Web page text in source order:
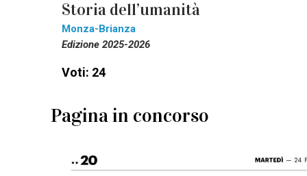
Storia dell’umanità
Monza-Brianza
Edizione 2025-2026
Voti: 24
Pagina in concorso